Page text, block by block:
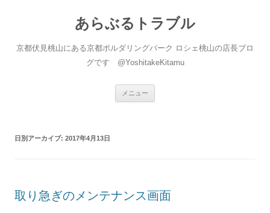
あらぶるトラブル
京都伏見桃山にある京都ボルダリングパーク ロシェ桃山の店長ブロ
グです @YoshitakeKitamu
メニュー
日別アーカイブ: 2017年4月13日
取り急ぎのメンテナンス画面